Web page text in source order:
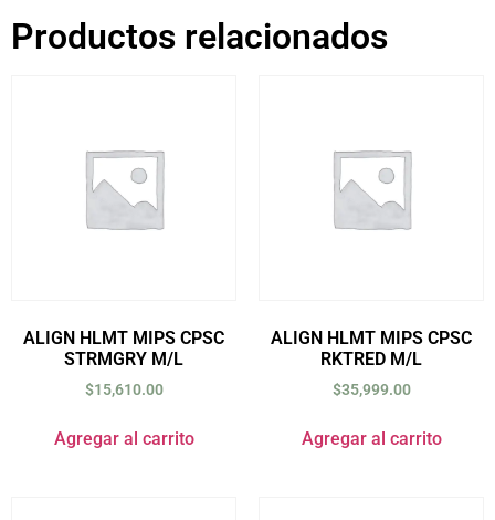
Productos relacionados
ALIGN HLMT MIPS CPSC
STRMGRY M/L
$15,610.00
Agregar al carrito
ALIGN HLMT MIPS CPSC
RKTRED M/L
$35,999.00
Agregar al carrito